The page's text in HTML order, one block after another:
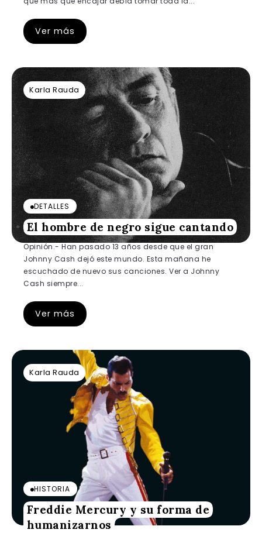
Ver más
Karla Rauda
DETALLES
El hombre de negro sigue cantando
Opinión.- Han pasado 13 años desde que el gran
Johnny Cash dejó este mundo. Esta mañana he
escuchado de nuevo sus canciones. Ver a Johnny
Cash siempre...
Ver más
Karla Rauda
HISTORIA
Freddie Mercury y su forma de
humanizarnos